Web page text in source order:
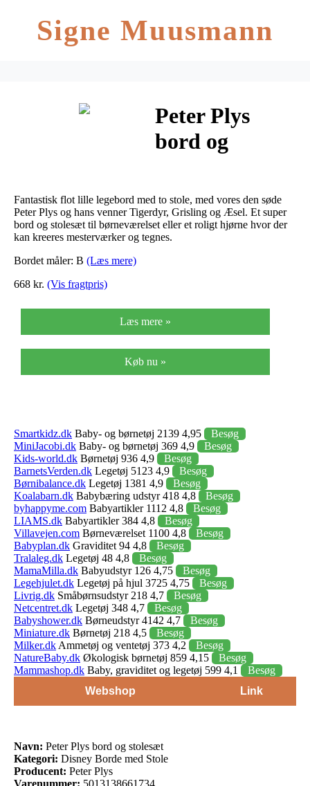
Signe Muusmann
Peter Plys
bord og
Fantastisk flot lille legebord med to stole, med vores den søde
Peter Plys og hans venner Tigerdyr, Grisling og Æsel. Et super
bord og stolesæt til børneværelset eller et roligt hjørne hvor der
kan kreeres mesterværker og tegnes.
Bordet måler: B (Læs mere)
668 kr. (Vis fragtpris)
Læs mere »
Køb nu »
Smartkidz.dk Baby- og børnetøj 2139 4,95
Besøg
MiniJacobi.dk Baby- og børnetøj 369 4,9
Besøg
Kids-world.dk Børnetøj 936 4,9
Besøg
BarnetsVerden.dk Legetøj 5123 4,9
Besøg
Børnibalance.dk Legetøj 1381 4,9
Besøg
Koalabarn.dk Babybæring udstyr 418 4,8
Besøg
byhappyme.com Babyartikler 1112 4,8
Besøg
LIAMS.dk Babyartikler 384 4,8
Besøg
Villavejen.com Børneværelset 1100 4,8
Besøg
Babyplan.dk Graviditet 94 4,8
Besøg
Tralaleg.dk Legetøj 48 4,8
Besøg
MamaMilla.dk Babyudstyr 126 4,75
Besøg
Legehjulet.dk Legetøj på hjul 3725 4,75
Besøg
Livrig.dk Småbørnsudstyr 218 4,7
Besøg
Netcentret.dk Legetøj 348 4,7
Besøg
Babyshower.dk Børneudstyr 4142 4,7
Besøg
Miniature.dk Børnetøj 218 4,5
Besøg
Milker.dk Ammetøj og ventetøj 373 4,2
Besøg
NatureBaby.dk Økologisk børnetøj 859 4,15
Besøg
Mammashop.dk Baby, graviditet og legetøj 599 4,1
Besøg
Webshop
Link
Navn: Peter Plys bord og stolesæt
Kategori: Disney Borde med Stole
Producent: Peter Plys
Varenummer: 5013138661734